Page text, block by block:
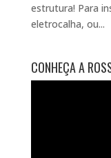
estrutura! Para
eletrocalha, ou...
CONHEÇA A